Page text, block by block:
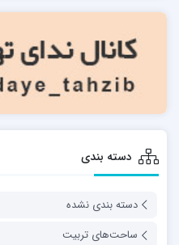
دسته بندی
دسته بندی نشده
ساحت‌های تربیت